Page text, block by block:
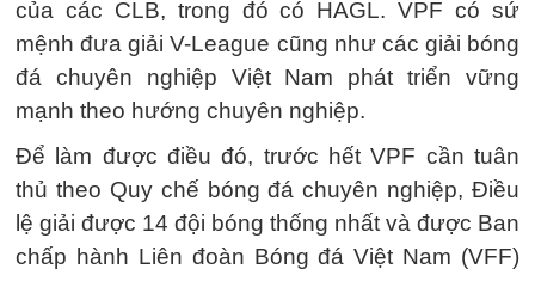
của các CLB, trong đó có HAGL. VPF có sứ
mệnh đưa giải V-League cũng như các giải bóng
đá chuyên nghiệp Việt Nam phát triển vững
mạnh theo hướng chuyên nghiệp.
Để làm được điều đó, trước hết VPF cần tuân
thủ theo Quy chế bóng đá chuyên nghiệp, Điều
lệ giải được 14 đội bóng thống nhất và được Ban
chấp hành Liên đoàn Bóng đá Việt Nam (VFF)